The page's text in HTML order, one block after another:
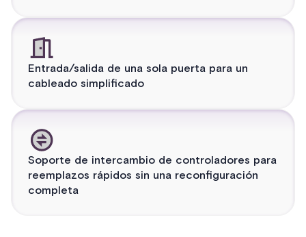
Entrada/salida de una sola puerta para un
cableado simplificado
Soporte de intercambio de controladores para
reemplazos rápidos sin una reconfiguración
completa